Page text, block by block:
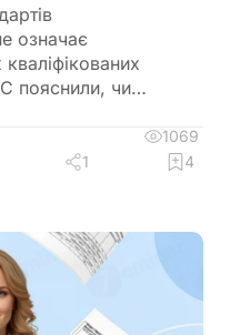
означає
пояснили, чи
стандарт «Купина»
отримувати нові
1069
1 4